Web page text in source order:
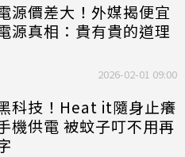
源價差大！外媒揭便宜
源真相：貴有貴的道理
2026-02-01 09:00
科技！Heat it隨身止癢
機供電 被蚊子叮不用再